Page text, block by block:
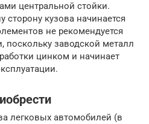
центральной стойки.
сторону кузова начинается
не рекомендуется
поскольку заводской металл
цинком и начинает
легковых автомобилей (в